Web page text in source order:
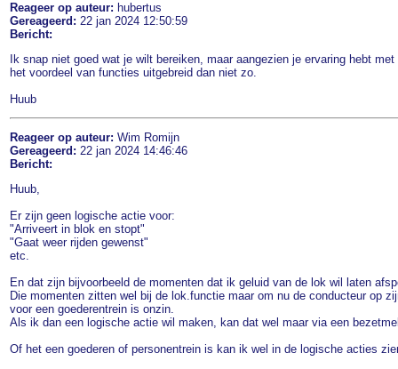
Reageer op auteur: hubertus
Gereageerd: 22 jan 2024 12:50:59
Bericht:
Ik snap niet goed wat je wilt bereiken, maar aangezien je ervaring hebt
het voordeel van functies uitgebreid dan niet zo.
Huub
Reageer op auteur: Wim Romijn
Gereageerd: 22 jan 2024 14:46:46
Bericht:
Huub,
Er zijn geen logische actie voor:
"Arriveert in blok en stopt"
"Gaat weer rijden gewenst"
etc.
En dat zijn bijvoorbeeld de momenten dat ik geluid van de lok wil laten
Die momenten zitten wel bij de lok.functie maar om nu de conducteur op
voor een goederentrein is onzin.
Als ik dan een logische actie wil maken, kan dat wel maar via een
Of het een goederen of personentrein is kan ik wel in de logische acties